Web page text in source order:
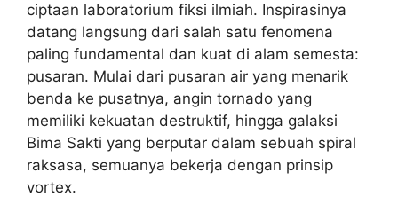
ciptaan laboratorium fiksi ilmiah. Inspirasinya
datang langsung dari salah satu fenomena
paling fundamental dan kuat di alam semesta:
pusaran. Mulai dari pusaran air yang menarik
benda ke pusatnya, angin tornado yang
memiliki kekuatan destruktif, hingga galaksi
Bima Sakti yang berputar dalam sebuah spiral
raksasa, semuanya bekerja dengan prinsip
vortex.